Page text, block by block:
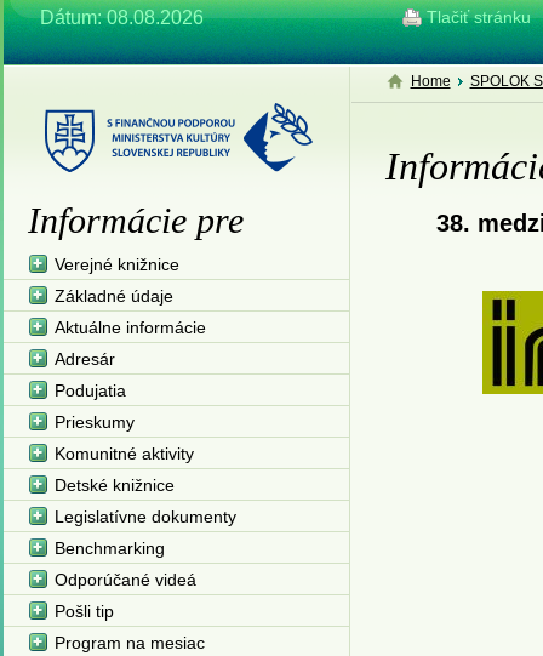
Dátum: 08.08.2026 Tlačiť stránku
Home SPOLOK
38.
Informácie pre
Verejné knižnice
Základné údaje
Aktuálne informácie
Adresár
Podujatia
Prieskumy
Komunitné aktivity
Detské knižnice
Legislatívne dokumenty
Benchmarking
Odporúčané videá
Pošli tip
Program na mesiac